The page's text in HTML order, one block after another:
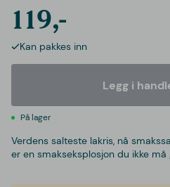
119,-
Kan pakkes inn
Legg i
På lager
Verdens salteste lakris, nå
er en smakseksplosjon du ikke må